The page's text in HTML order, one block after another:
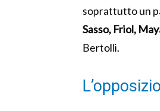
soprattutto un
Sasso, Friol,
Bertolli.